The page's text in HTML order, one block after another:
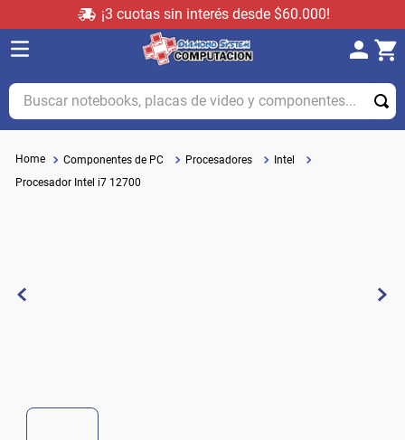
¡3 cuotas sin interés desde $60.000!
Buscar notebooks, placas de video y componentes...
Componentes de PC Procesadores
Intel
Procesador Intel i7 12700